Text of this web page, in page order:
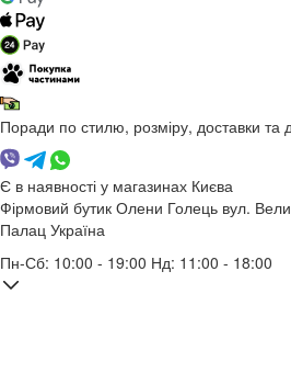
Поради по стилю, розміру, доставки та
Є в наявності у магазинах Києва
Фірмовий бутик Олени Голець вул.
Палац Україна
Пн-Сб: 10:00 - 19:00 Нд: 11:00 - 18:00